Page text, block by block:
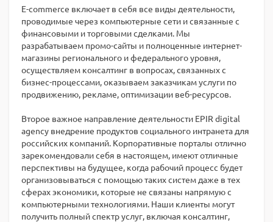
E-commerce включает в себя все виды деятельности,
проводимые через компьютерные сети и связанные с
финансовыми и торговыми сделками. Мы
разрабатываем промо-сайты и полноценные интернет-
магазины регионального и федерального уровня,
осуществляем консалтинг в вопросах, связанных с
бизнес-процессами, оказываем заказчикам услуги по
продвижению, рекламе, оптимизации веб-ресурсов.
Второе важное направление деятельности EPIR digital
agency внедрение продуктов социального интранета для
российских компаний. Корпоративные порталы отлично
зарекомендовали себя в настоящем, имеют отличные
перспективы на будущее, когда рабочий процесс будет
организовываться с помощью таких систем даже в тех
сферах экономики, которые не связаны напрямую с
компьютерными технологиями. Наши клиенты могут
получить полный спектр услуг, включая консалтинг,